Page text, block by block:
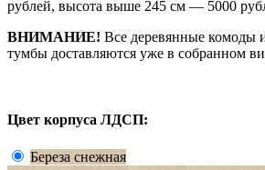
рублей, высота выше 245 см — 5000
ВНИМАНИЕ! Все деревянные комоды
тумбы доставляются уже в собранном
Цвет корпуса ЛДСП:
Береза снежная